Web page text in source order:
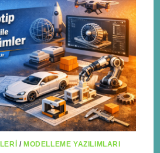
/ MODELLEME YAZILIMLARI